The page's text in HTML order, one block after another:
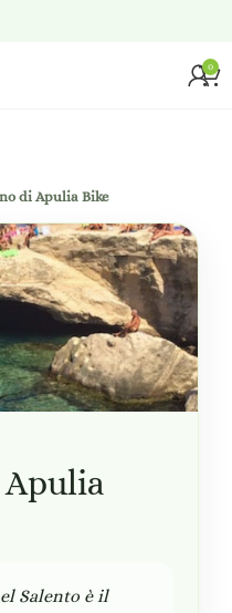
0
di Apulia Bike
Salento è il